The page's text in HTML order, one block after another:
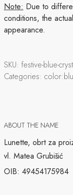
Note: Due to
conditions, the
appearance.
SKU: festive-blue-
Categories:
ABOUT THE NAME
Lunette, obrt za
vl. Matea Grubišić
OIB: 49454175984